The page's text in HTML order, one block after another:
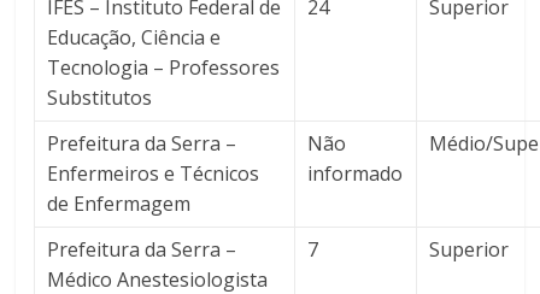
IFES – Instituto Federal de
Educação, Ciência e
Tecnologia – Professores
Substitutos
24 Superior
Prefeitura da Serra –
Enfermeiros e Técnicos
de Enfermagem
Não
informado
Médio/
Prefeitura da Serra –
Médico Anestesiologista
7 Superior